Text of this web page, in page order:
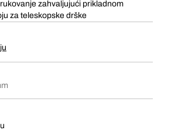
zahvaljujući prikladnom
za teleskopske drške